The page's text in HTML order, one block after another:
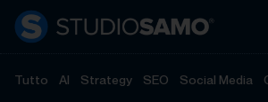
Tutto AI Strategy SEO Social Media